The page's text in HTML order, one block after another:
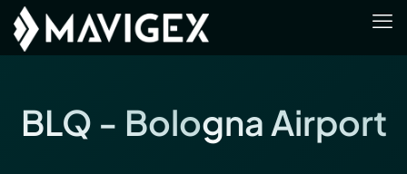
BLQ - Bologna Airport